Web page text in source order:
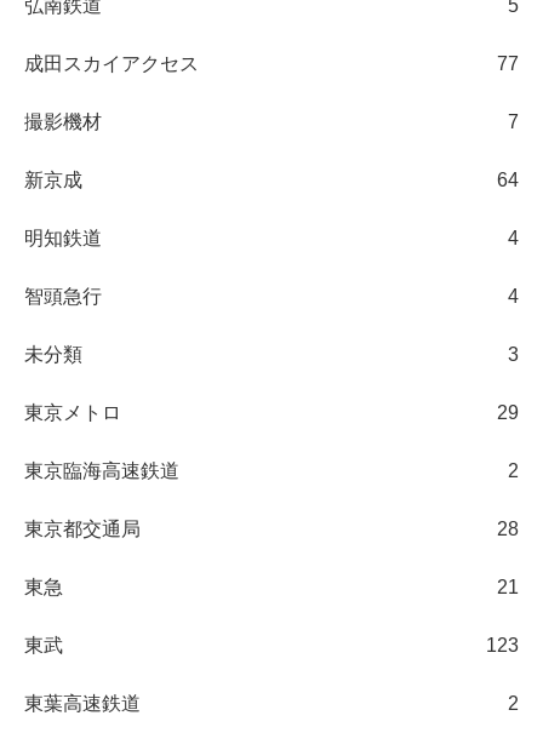
弘南鉄道 5
成田スカイアクセス 77
撮影機材 7
新京成 64
明知鉄道 4
智頭急行 4
未分類 3
東京メトロ 29
東京臨海高速鉄道 2
東京都交通局 28
東急 21
東武 123
東葉高速鉄道 2